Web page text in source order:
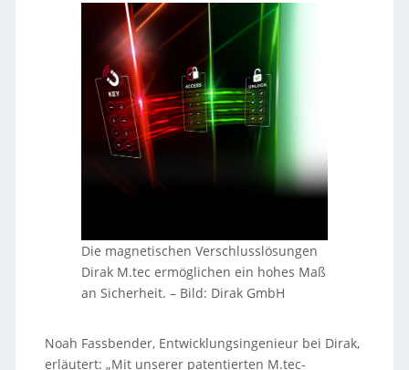
Die magnetischen Verschlusslösungen
Dirak M.tec ermöglichen ein hohes Maß
an Sicherheit. – Bild: Dirak GmbH
Noah Fassbender, Entwicklungsingenieur bei Dirak,
erläutert: „Mit unserer patentierten M.tec-